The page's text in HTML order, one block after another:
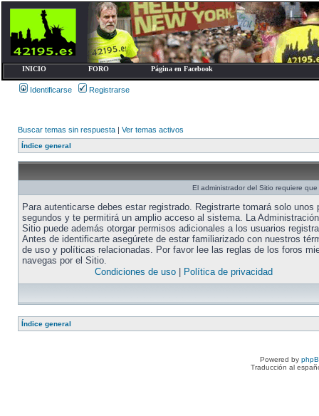
INICIO FORO Página en Facebook
Identificarse Registrarse
Buscar temas sin respuesta | Ver temas activos
Índice general
El administrador del Sitio requiere
Para autenticarse debes estar registrado. Registrarte tomará solo unos
segundos y te permitirá un amplio acceso al sistema. La
Sitio puede además otorgar permisos adicionales a los usuarios
Antes de identificarte asegúrete de estar familiarizado con nuestros
de uso y políticas relacionadas. Por favor lee las reglas de los foros
navegas por el Sitio.
Condiciones de uso| Política de privacidad
Índice general
Powered by
Traducción al